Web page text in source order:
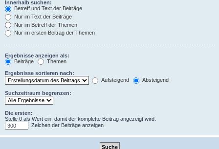
Innerhalb suchen:
Betreff und Text der Beiträge
Nur im Text der Beiträge
Nur im Betreff der Themen
Nur im ersten Beitrag der Themen
Ergebnisse anzeigen als:
Beiträge
Themen
Ergebnisse sortieren nach:
Aufsteigend
Absteigend
Suchzeitraum begrenzen:
Die ersten:
Stelle 0 als Wert ein, damit der komplette Beitrag angezeigt wird.
Zeichen der Beiträge anzeigen